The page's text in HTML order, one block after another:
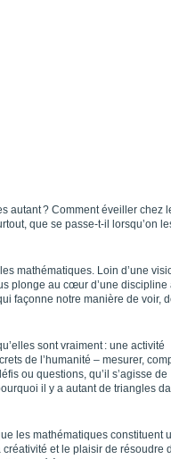
autant ? Comment éveiller chez
que se passe-t-il lorsqu’on
mathématiques. Loin d’une
plonge au cœur d’une discipline
façonne notre manière de voir,
sont vraiment : une activité
de l’humanité – mesurer,
ou questions, qu’il s’agisse de
il y a autant de triangles
les mathématiques constituent
et le plaisir de résoudre